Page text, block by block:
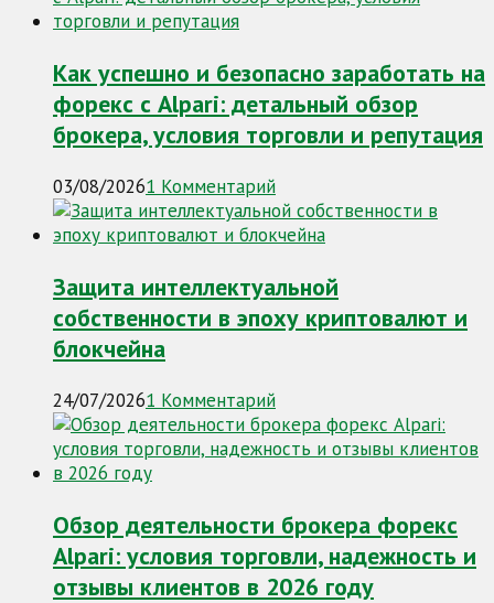
Как успешно и безопасно заработать на
форекс с Alpari: детальный обзор
брокера, условия торговли и репутация
03/08/20261 Комментарий
Защита интеллектуальной
собственности в эпоху криптовалют и
блокчейна
24/07/20261 Комментарий
Обзор деятельности брокера форекс
Alpari: условия торговли, надежность и
отзывы клиентов в 2026 году